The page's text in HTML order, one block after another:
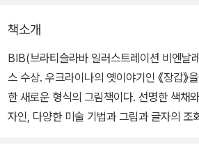
책소개
BIB(브라티슬라바 일러스트레이션 비엔날
스 수상. 우크라이나의 옛이야기인 《장갑》
한 새로운 형식의 그림책이다. 선명한 색채
자인, 다양한 미술 기법과 그림과 글자의 조